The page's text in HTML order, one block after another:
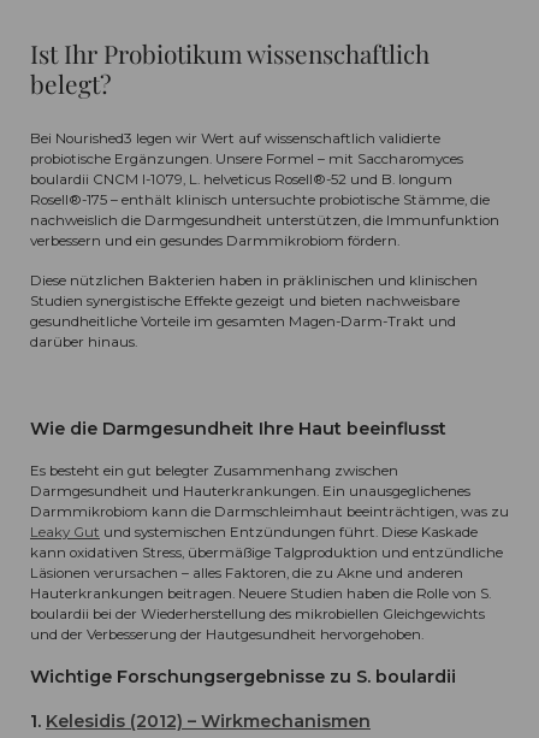
Ist Ihr Probiotikum wissenschaftlich
belegt?
Bei Nourished3 legen wir Wert auf wissenschaftlich validierte
probiotische Ergänzungen. Unsere Formel – mit Saccharomyces
boulardii CNCM I-1079, L. helveticus Rosell®-52 und B. longum
Rosell®-175 – enthält klinisch untersuchte probiotische Stämme, die
nachweislich die Darmgesundheit unterstützen, die Immunfunktion
verbessern und ein gesundes Darmmikrobiom fördern.
Diese nützlichen Bakterien haben in präklinischen und klinischen
Studien synergistische Effekte gezeigt und bieten nachweisbare
gesundheitliche Vorteile im gesamten Magen-Darm-Trakt und
darüber hinaus.
Wie die Darmgesundheit Ihre Haut beeinflusst
Es besteht ein gut belegter Zusammenhang zwischen
Darmgesundheit und Hauterkrankungen. Ein unausgeglichenes
Darmmikrobiom kann die Darmschleimhaut beeinträchtigen, was zu
Leaky Gut und systemischen Entzündungen führt. Diese Kaskade
kann oxidativen Stress, übermäßige Talgproduktion und entzündliche
Läsionen verursachen – alles Faktoren, die zu Akne und anderen
Hauterkrankungen beitragen. Neuere Studien haben die Rolle von S.
boulardii bei der Wiederherstellung des mikrobiellen Gleichgewichts
und der Verbesserung der Hautgesundheit hervorgehoben.
Wichtige Forschungsergebnisse zu S. boulardii
1. Kelesidis (2012) – Wirkmechanismen